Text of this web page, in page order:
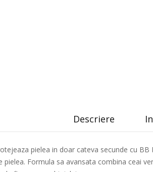
Descriere
pielea in doar cateva secunde cu
pielea. Formula sa avansata combina ceai